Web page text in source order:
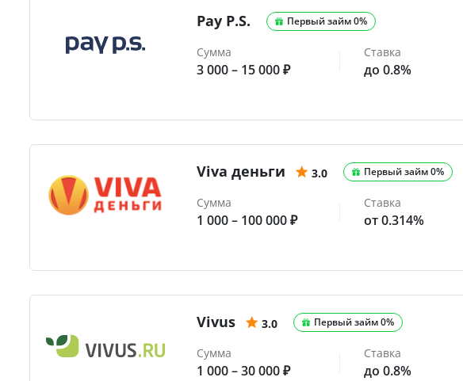
Pay P.S. Первый займ 0%
Сумма
3 000 – 15 000 ₽
Ставка
до 0.8%
Viva деньги 3.0 Первый займ 0%
Сумма
1 000 – 100 000 ₽
Ставка
от 0.314%
Vivus 3.0 Первый займ 0%
Сумма
1 000 – 30 000 ₽
Ставка
до 0.8%